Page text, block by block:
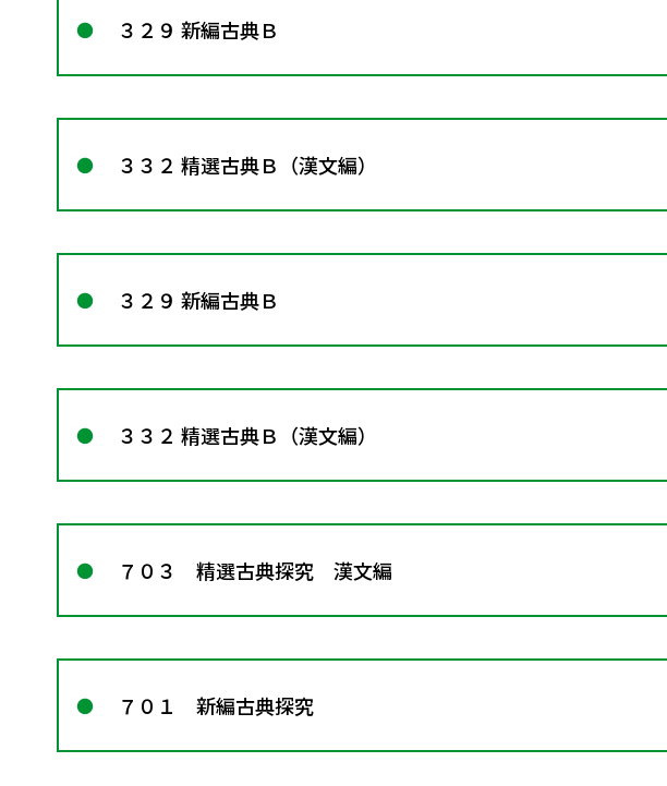
３２９ 新編古典Ｂ
３３２ 精選古典Ｂ（漢文編）
３２９ 新編古典Ｂ
３３２ 精選古典Ｂ（漢文編）
７０３ 精選古典探究 漢文編
７０１ 新編古典探究